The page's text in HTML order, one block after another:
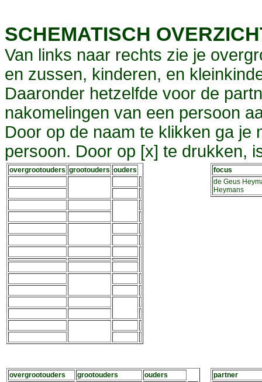
SCHEMATISCH
Van links naar rechts zie je
en zussen, kinderen, en
Daaronder hetzelfde voor de
nakomelingen van een persoon
Door op de naam te klikken ga je
persoon. Door op [x] te drukken,
overgrootouders grootouders ouders
focus
de Geus
Heymans
overgrootouders grootouders
ouders
partner